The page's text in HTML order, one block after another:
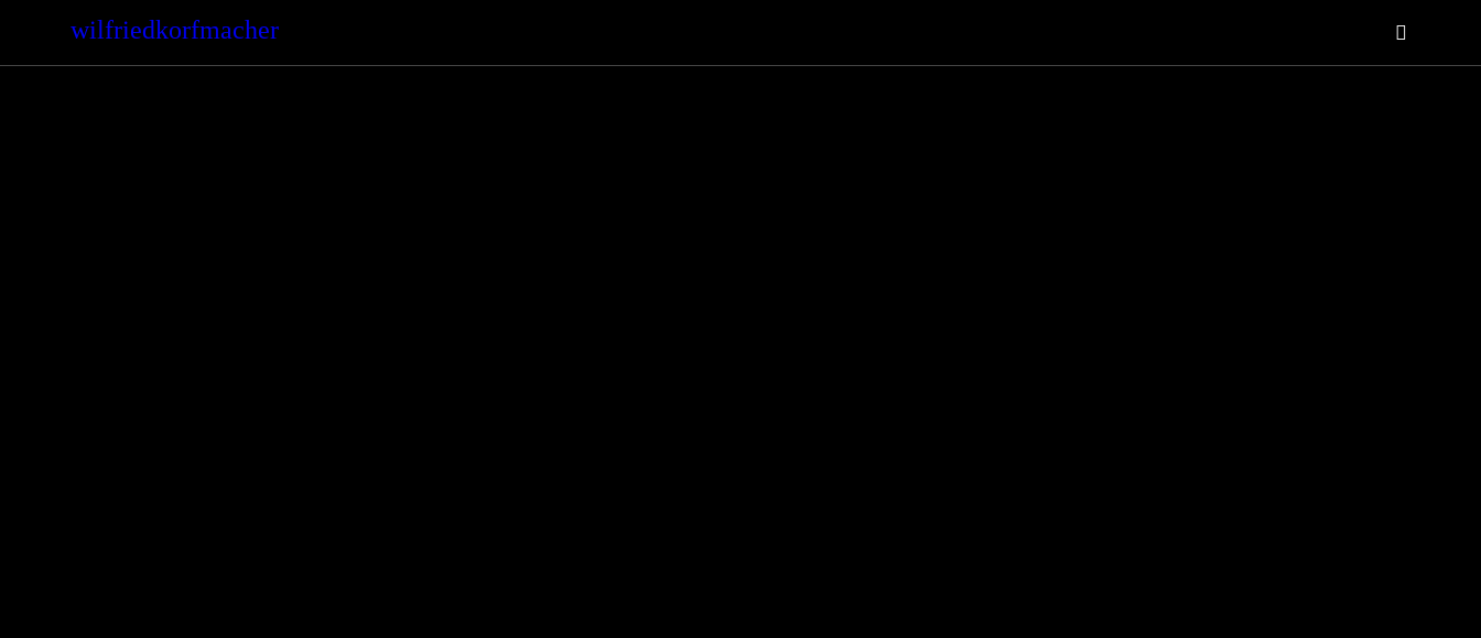
wilfriedkorfmacher